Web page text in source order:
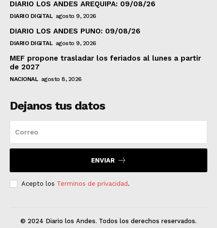
DIARIO LOS ANDES AREQUIPA: 09/08/26
DIARIO DIGITAL agosto 9, 2026
DIARIO LOS ANDES PUNO: 09/08/26
DIARIO DIGITAL agosto 9, 2026
MEF propone trasladar los feriados al lunes a partir
de 2027
NACIONAL agosto 8, 2026
Dejanos tus datos
ENVIAR
Acepto los Terminos de privacidad .
© 2024 Diario los Andes. Todos los derechos reservados.